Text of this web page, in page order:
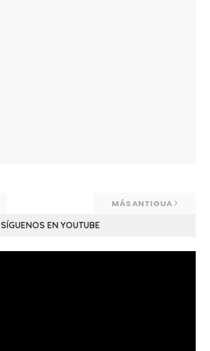
MÁS ANTIGUA
SÍGUENOS EN YOUTUBE